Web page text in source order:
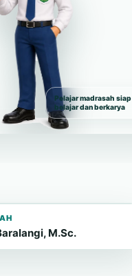
Pelajar madrasah siap
belajar dan berkarya
M.Sc.